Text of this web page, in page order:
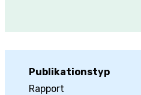
Publikationstyp
Rapport